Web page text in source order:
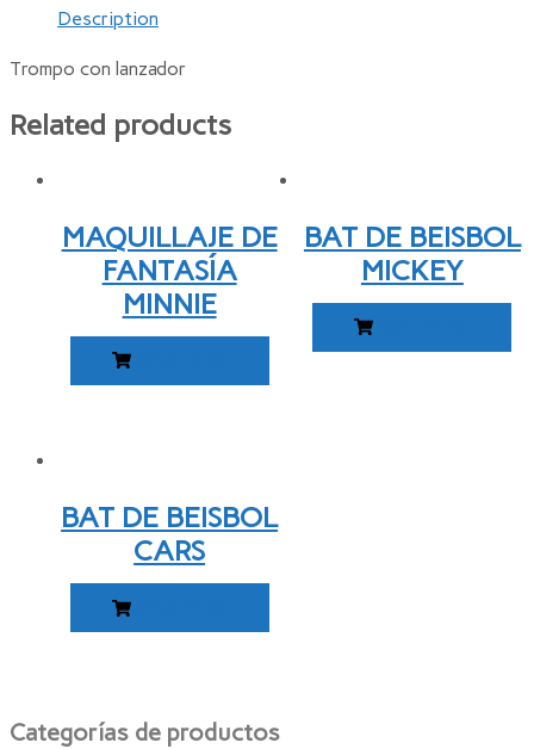
Description
Trompo con lanzador
Related products
MAQUILLAJE DE
FANTASÍA
MINNIE
READ MORE
BAT DE BEISBOL
MICKEY
BAT DE BEISBOL
CARS
READ MORE
Categorías de productos